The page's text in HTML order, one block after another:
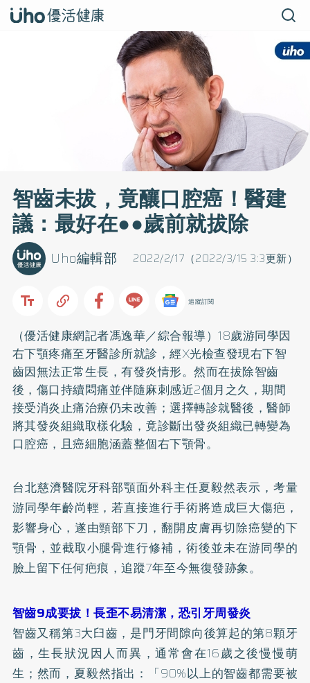
智齒未拔，竟釀口腔癌！醫建
議：最好在●●歲前就拔除
2022/2/17（2022/3/15 3:3更新）
Uho編輯部
追蹤訂閱
（優活健康網記者馮逸華／綜合報導）18歲游同學因
右下顎疼痛至牙醫診所就診，經X光檢查發現右下智
齒因無法正常生長，有發炎情形。然而在拔除智齒
後，傷口持續悶痛並伴隨麻刺感近2個月之久，期間
接受消炎止痛治療仍未改善；選擇轉診就醫後，醫師
將其發炎組織取樣化驗，竟診斷出發炎組織已轉變為
口腔癌 ，且癌細胞涵蓋整個右下顎骨。
台北慈濟醫院牙科部顎面外科主任夏毅然表示，考量
游同學年齡尚輕，若直接進行手術將造成巨大傷疤，
影響身心，遂由頸部下刀，翻開皮膚再切除癌變的下
顎骨，並截取小腿骨進行修補，術後並未在游同學的
臉上留下任何疤痕，追蹤7年至今無復發跡象。
智齒9成要拔！長歪不易清潔，恐引牙周發炎
智齒又稱第3大臼齒，是門牙間隙向後算起的第8顆牙
齒，生長狀況因人而異，通常會在16歲之後慢慢萌
生；然而，夏毅然指出：「90%以上的智齒都需要被